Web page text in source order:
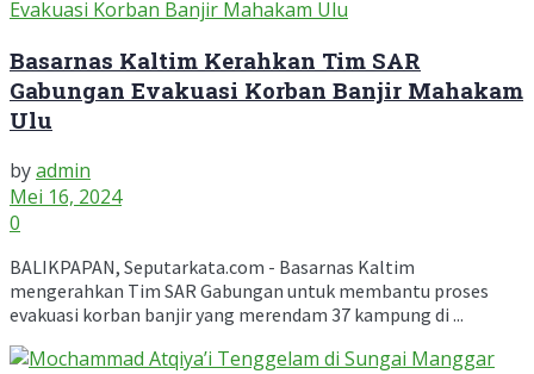
Basarnas Kaltim Kerahkan Tim SAR
Gabungan Evakuasi Korban Banjir Mahakam
Ulu
byadmin
Mei 16, 2024
0
BALIKPAPAN, Seputarkata.com - Basarnas Kaltim
mengerahkan Tim SAR Gabungan untuk membantu proses
evakuasi korban banjir yang merendam 37 kampung di ...